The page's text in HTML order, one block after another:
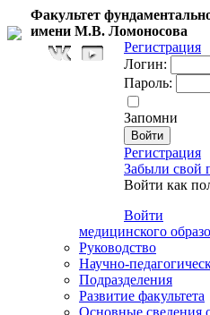
Факультет
имени М.В. Ломоносова
Регистрация
Логин:
Пароль:
Запомни
Регистрация
Забыли свой
Войти как
Войти
медицинского
Руководство
Научно-
Подразделения
Развитие факультета
Основные сведения